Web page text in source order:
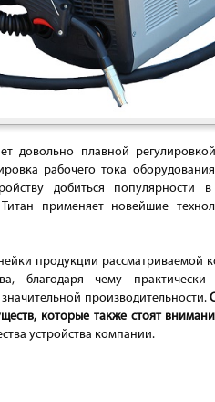
довольно плавной
рабочего тока
добиться популярности
применяет новейшие
продукции рассматриваемой
благодаря чему практически
производительности.
которые также стоят
устройства компании.